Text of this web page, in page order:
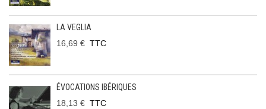
LA VEGLIA
16,69 € TTC
ÉVOCATIONS IBÉRIQUES
18,13 € TTC